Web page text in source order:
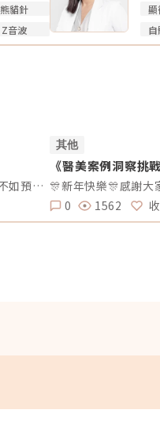
熊貓針
Z音波
顯
十年前，我因為一時衝動決定做雙眼皮手術，結果並不如預期。兩邊的效果不對稱，一邊提了眼肌，一邊沒有。當時醫生說割寬一點會比較好看，但十年過去了，腫脹雖然消了，可是眼皮開始下垂，又讓我動了重修的念頭。但每次想到重修的風險、可能的失敗，以及花費，我就遲遲不敢行動。尤其看到一些人分享重修失敗的經驗，真的讓人害怕。現在的我，既想改善，又擔心失敗後會更加自卑。我很好奇，有沒有其他人也曾經面臨過類似的困擾？是什麼讓你們猶豫不決？是風險、費用，還是其他原因？這樣的修改方式更為自然，邀請大家分享自己的經歷和想法，而不是直接要求他們回答特定的問題。這樣可以讓討論更為自由和友好。
其他
《醫美案例洞察挑
0
1562